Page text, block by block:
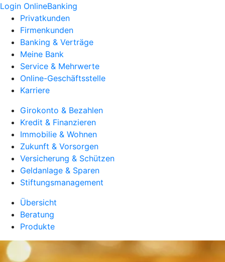
Login OnlineBanking
Privatkunden
Firmenkunden
Banking & Verträge
Meine Bank
Service & Mehrwerte
Online-Geschäftsstelle
Karriere
Girokonto & Bezahlen
Kredit & Finanzieren
Immobilie & Wohnen
Zukunft & Vorsorgen
Versicherung & Schützen
Geldanlage & Sparen
Stiftungsmanagement
Übersicht
Beratung
Produkte